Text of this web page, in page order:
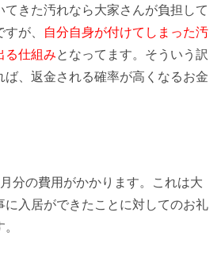
てきた汚れなら大家さんが負担して
が、
自分自身が付けてしまった汚
る仕組みとなってます。そういう訳
ば、返金される確率が高くなるお金
分の費用がかかります。これは大
に入居ができたことに対してのお礼